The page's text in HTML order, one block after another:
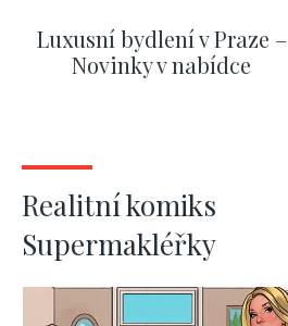
Luxusní bydlení v Praze –
Novinky v nabídce
Realitní komiks
Supermakléřky